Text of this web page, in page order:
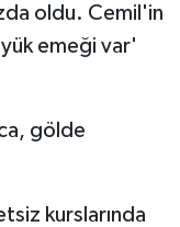
oldu. Cemil'in
emeği var'
gölde
kurslarında